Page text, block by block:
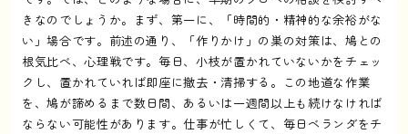
きなのでしょうか。まず、第一に、「時間的・精神的な余裕がな
い」場合です。前述の通り、「作りかけ」の巣の対策は、鳩との
根気比べ、心理戦です。毎日、小枝が置かれていないかをチェッ
クし、置かれていれば即座に撤去・清掃する。この地道な作業
を、鳩が諦めるまで数日間、あるいは一週間以上も続けなければ
ならない可能性があります。仕事が忙しくて、毎日ベランダをチ